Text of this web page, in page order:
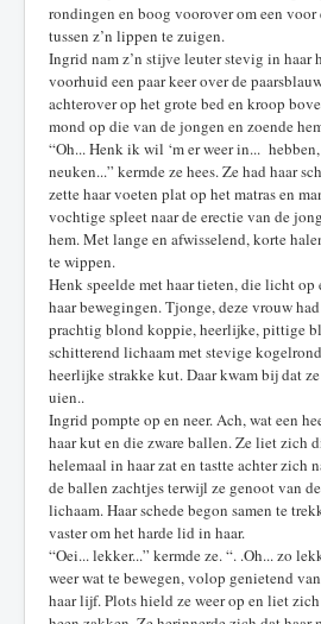
rondingen en boog voorover om een voor
tussen z’n lippen te zuigen.
Ingrid nam z’n stijve leuter stevig in haar
voorhuid een paar keer over de
achterover op het grote bed en kroop
mond op die van de jongen en zoende
“Oh... Henk ik wil ‘m er weer in...
neuken...” kermde ze hees. Ze had haar
zette haar voeten plat op het matras en
vochtige spleet naar de erectie van de
hem. Met lange en afwisselend, korte
te wippen.
Henk speelde met haar tieten, die licht op
haar bewegingen. Tjonge, deze vrouw
prachtig blond koppie, heerlijke, pittige
schitterend lichaam met stevige
heerlijke strakke kut. Daar kwam bij dat
uien..
Ingrid pompte op en neer. Ach, wat een
haar kut en die zware ballen. Ze liet zich
helemaal in haar zat en tastte achter zich
de ballen zachtjes terwijl ze genoot van
lichaam. Haar schede begon samen te
vaster om het harde lid in haar.
“Oei... lekker...” kermde ze. “. .Oh... zo
weer wat te bewegen, volop genietend
haar lijf. Plots hield ze weer op en liet